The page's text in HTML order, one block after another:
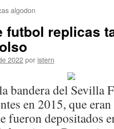
algodon
futbol replicas
2022por istern
bandera del Sevilla
en 2015, que
fueron depositados